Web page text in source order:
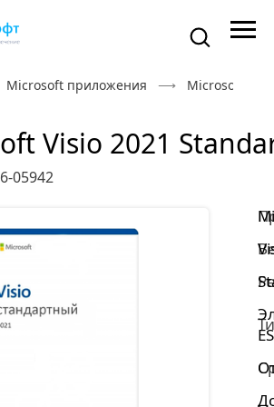
Microsoft приложения Microsoft
Visio 2021
05942